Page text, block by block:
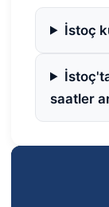
İstoç
saatler